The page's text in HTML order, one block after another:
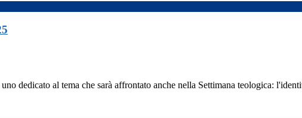
dedicato al tema che sarà affrontato anche nella Settimana teologica: